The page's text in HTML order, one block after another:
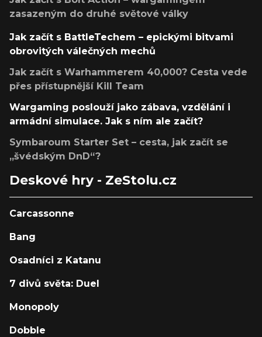
zasazeným do druhé světové války
Jak začít s BattleTechem – epickými bitvami
obrovitých válečných mechů
Jak začít s Warhammerem 40,000? Cesta vede
přes přístupnější Kill Team
Wargaming poslouží jako zábava, vzdělání i
armádní simulace. Jak s ním ale začít?
Symbaroum Starter Set – cesta, jak začít se
„švédským DnD“?
Deskové hry - ZeStolu.cz
Carcassonne
Bang
Osadníci z Katanu
7 divů světa: Duel
Monopoly
Dobble